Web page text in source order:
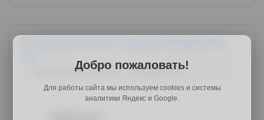
Кухонный стол СО-1, 120х60х75.6,арт. 39156
Добро пожаловать!
Для работы сайта мы используем cookies и системы
аналитики Яндекс и Google.